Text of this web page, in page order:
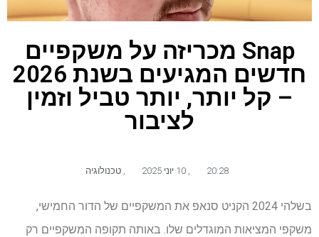
Snap מכריזה על משקפיים
חדשים המגיעים בשנת 2026
– קל יותר, יותר טביל וזמין
לציבור
20:28 10 יוני 2025 טכנולוגיה
בשלהי 2024 הקניט סנאפ את המשקפיים של הדור החמישי,
משקפי המציאות המוגדלים שלו. באותה תקופה המשקפיים רק